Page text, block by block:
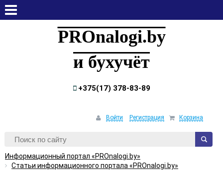
PROnalogi.by
и бухучёт
+375(17) 378-83-89
Войти Регистрация Корзина
Информационный портал «PROnalogi.by»
Статьи информационного портала «PROnalogi.by»